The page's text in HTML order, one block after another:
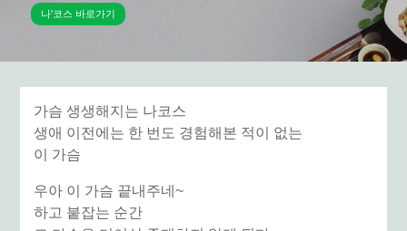
나'코스 바로가기
가슴 생생해지는 나코스
생애 이전에는 한 번도 경험해본 적이 없는
이 가슴
우아 이 가슴 끝내주네~
하고 붙잡는 순간